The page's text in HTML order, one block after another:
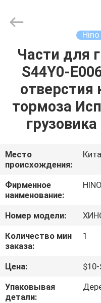
ДОМ
ПРОДУКТЫ
ПУТЕШЕСТВИЕ
ФАБРИКИ
ПРОВЕРКА
КАЧЕСТВА
СВЯЖИТЕСЬ
МЫ
Reserved.Части для
S44Y0-
отверстия
тормоза
грузовика
Место
происхождения:
Фирменное
наименование:
HINO
Номер модели:
Количество мин
заказа:
1
Цена:
Упаковывая
детали: